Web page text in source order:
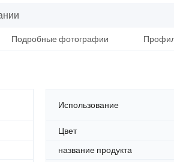
Подробные фотографии
Использование
Цвет
название продукта